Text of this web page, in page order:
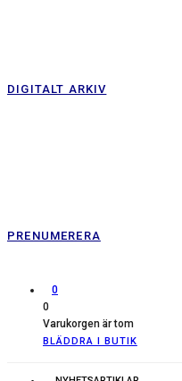
DIGITALT ARKIV
PRENUMERERA
0
0
Varukorgen är tom
BLÄDDRA I BUTIK